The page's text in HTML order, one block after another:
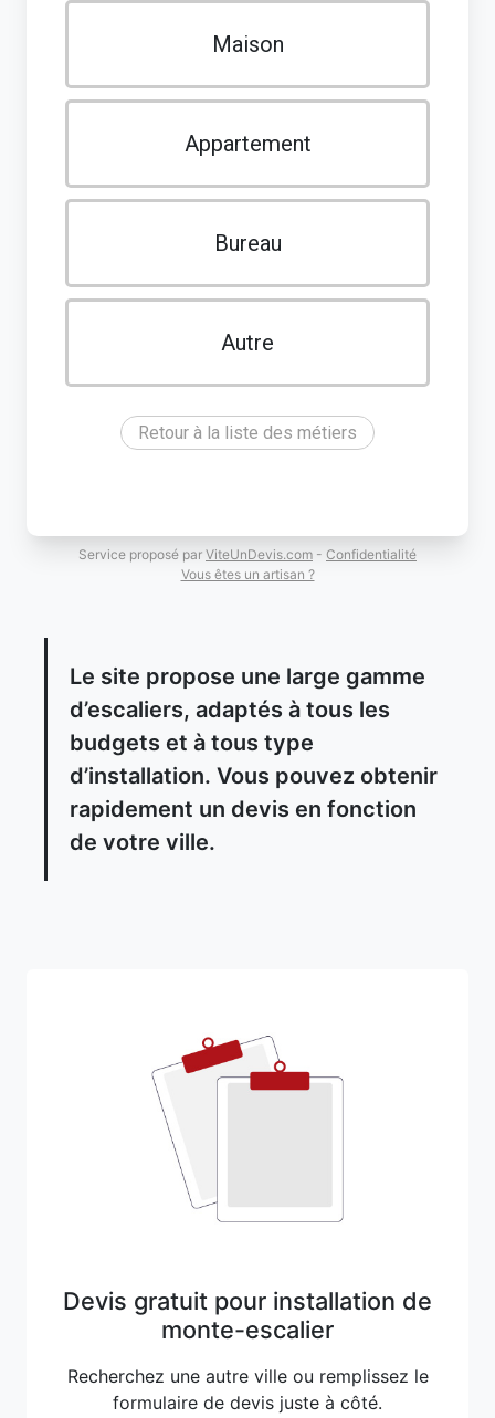
Maison
Appartement
Bureau
Autre
Retour à la liste des métiers
Service proposé par ViteUnDevis.com - Confidentialité
Vous êtes un artisan ?
Le site propose une large gamme
d’escaliers, adaptés à tous les
budgets et à tous type
d’installation. Vous pouvez obtenir
rapidement un devis en fonction
de votre ville.
Devis gratuit pour installation de
monte-escalier
Recherchez une autre ville ou remplissez le
formulaire de devis juste à côté.